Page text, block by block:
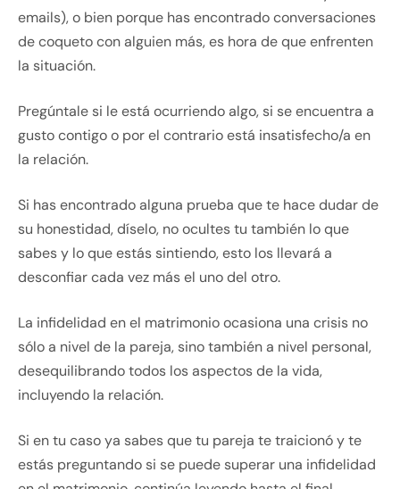
emails), o bien porque has encontrado conversaciones
de coqueto con alguien más, es hora de que enfrenten
la situación.
Pregúntale si le está ocurriendo algo, si se encuentra a
gusto contigo o por el contrario está insatisfecho/a en
la relación.
Si has encontrado alguna prueba que te hace dudar de
su honestidad, díselo, no ocultes tu también lo que
sabes y lo que estás sintiendo, esto los llevará a
desconfiar cada vez más el uno del otro.
La infidelidad en el matrimonio ocasiona una crisis no
sólo a nivel de la pareja, sino también a nivel personal,
desequilibrando todos los aspectos de la vida,
incluyendo la relación.
Si en tu caso ya sabes que tu pareja te traicionó y te
estás preguntando si se puede superar una infidelidad